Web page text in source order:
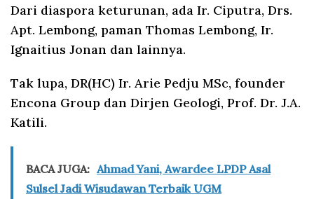
Dari diaspora keturunan, ada Ir. Ciputra, Drs.
Apt. Lembong, paman Thomas Lembong, Ir.
Ignaitius Jonan dan lainnya.
Tak lupa, DR(HC) Ir. Arie Pedju MSc, founder
Encona Group dan Dirjen Geologi, Prof. Dr. J.A.
Katili.
BACA JUGA: Ahmad Yani, Awardee LPDP Asal
Sulsel Jadi Wisudawan Terbaik UGM